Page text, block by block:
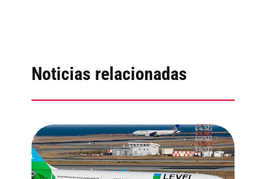
Noticias relacionadas